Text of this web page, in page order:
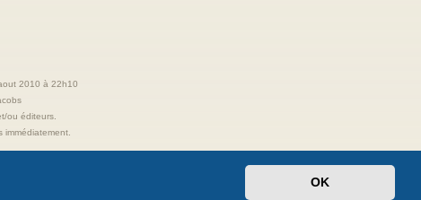
OK
2010 à 22h10
ou éditeurs.